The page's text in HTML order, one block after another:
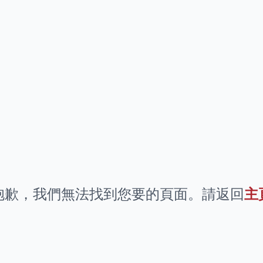
歉，我們無法找到您要的頁面。請返回主